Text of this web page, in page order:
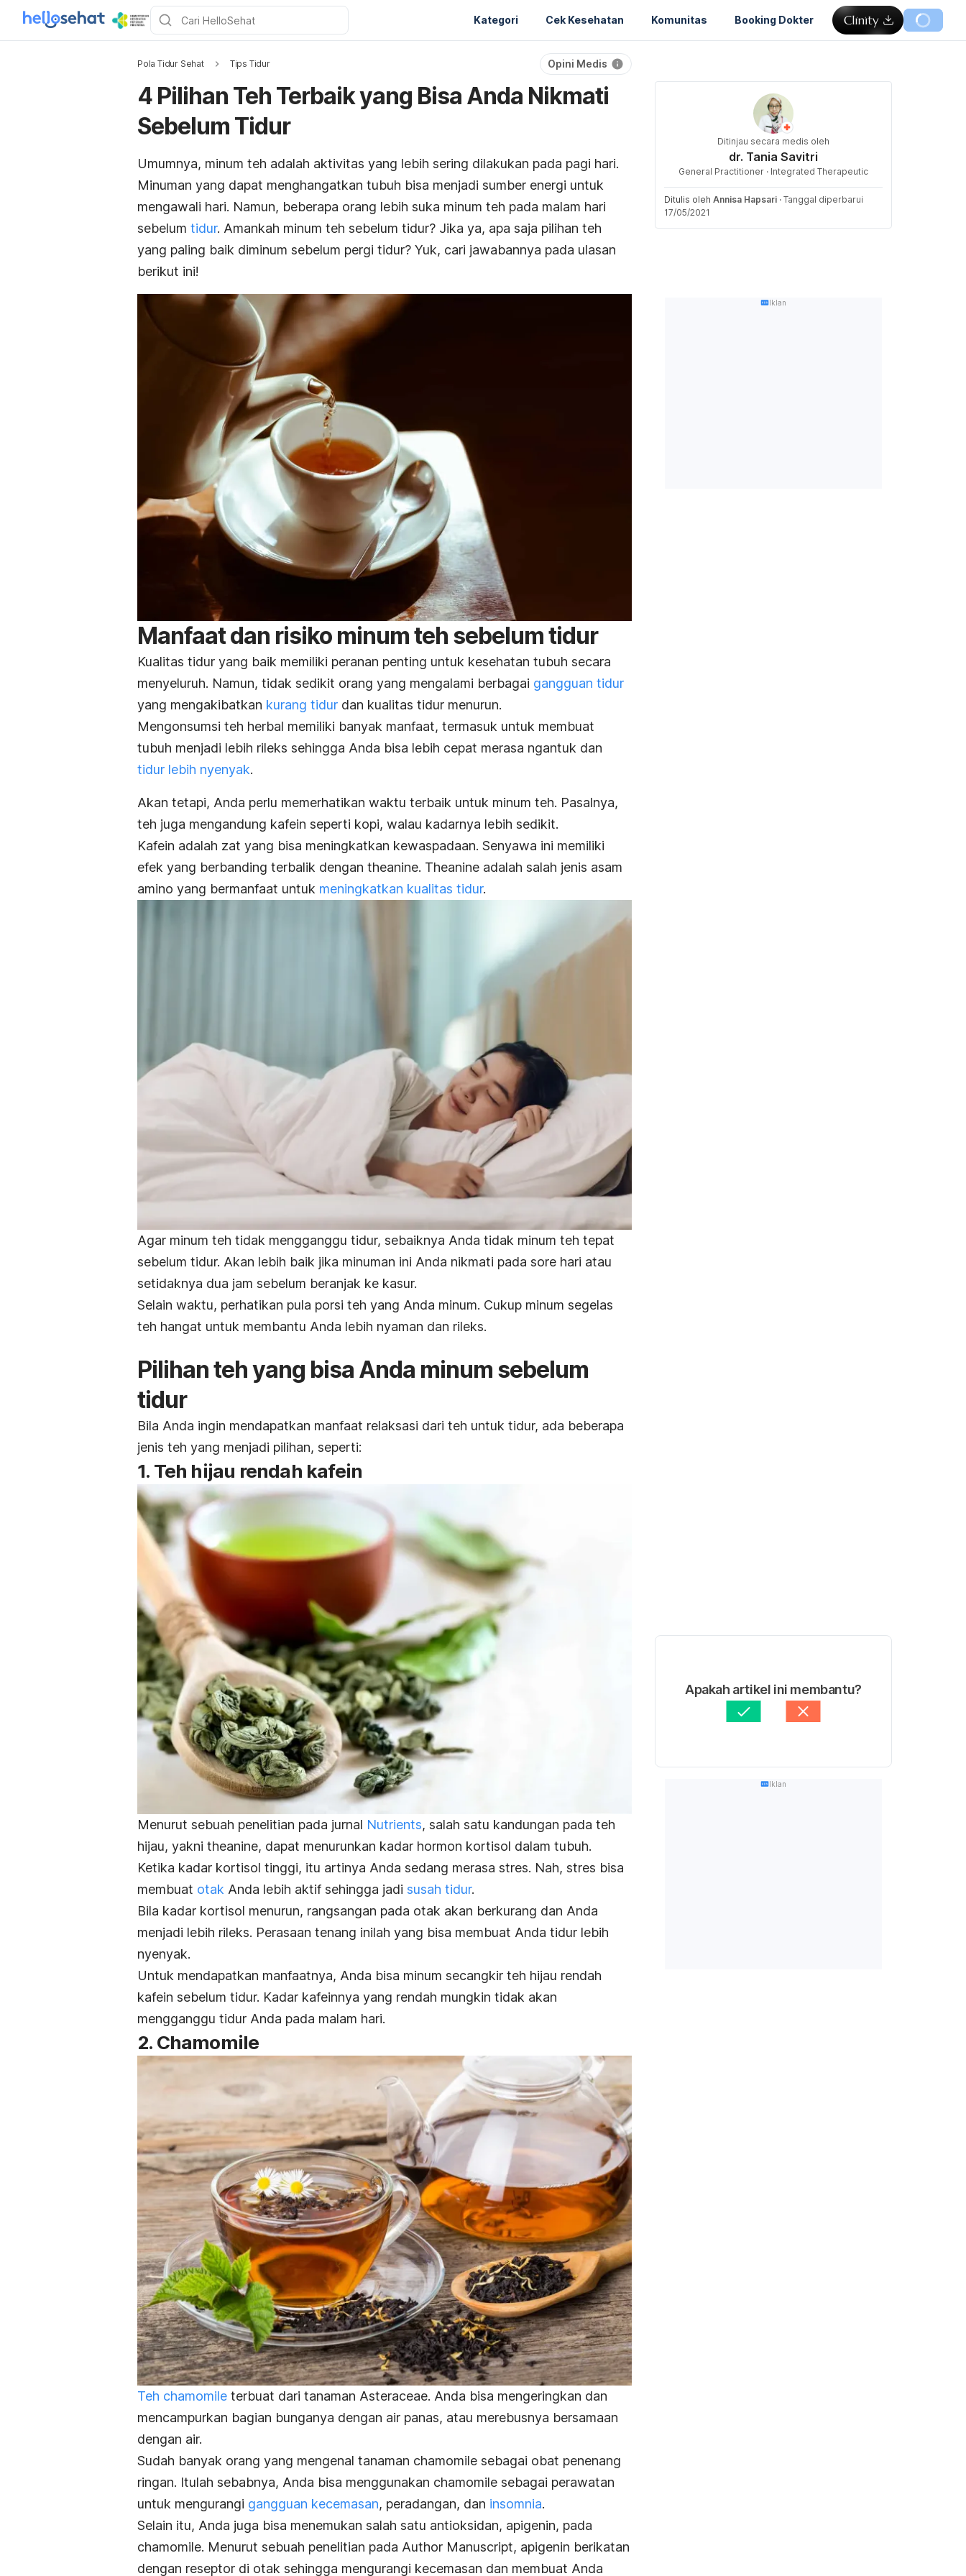
Kategori Cek Kesehatan Komunitas Booking Dokter
Pola Tidur Sehat Tips Tidur Opini Medis
4 Pilihan Teh Terbaik yang Bisa Anda Nikmati
Sebelum Tidur
Umumnya, minum teh adalah aktivitas yang lebih sering dilakukan pada pagi hari.
Minuman yang dapat menghangatkan tubuh bisa menjadi sumber energi untuk
mengawali hari. Namun, beberapa orang lebih suka minum teh pada malam hari
sebelum tidur. Amankah minum teh sebelum tidur? Jika ya, apa saja pilihan teh
yang paling baik diminum sebelum pergi tidur? Yuk, cari jawabannya pada ulasan
berikut ini!
Manfaat dan risiko minum teh sebelum tidur
Kualitas tidur yang baik memiliki peranan penting untuk kesehatan tubuh secara
menyeluruh. Namun, tidak sedikit orang yang mengalami berbagai gangguan tidur
yang mengakibatkan kurang tidur dan kualitas tidur menurun.
Mengonsumsi teh herbal memiliki banyak manfaat, termasuk untuk membuat
tubuh menjadi lebih rileks sehingga Anda bisa lebih cepat merasa ngantuk dan
tidur lebih nyenyak.
Akan tetapi, Anda perlu memerhatikan waktu terbaik untuk minum teh. Pasalnya,
teh juga mengandung kafein seperti kopi, walau kadarnya lebih sedikit.
Kafein adalah zat yang bisa meningkatkan kewaspadaan. Senyawa ini memiliki
efek yang berbanding terbalik dengan theanine. Theanine adalah salah jenis asam
amino yang bermanfaat untuk meningkatkan kualitas tidur.
Agar minum teh tidak mengganggu tidur, sebaiknya Anda tidak minum teh tepat
sebelum tidur. Akan lebih baik jika minuman ini Anda nikmati pada sore hari atau
setidaknya dua jam sebelum beranjak ke kasur.
Selain waktu, perhatikan pula porsi teh yang Anda minum. Cukup minum segelas
teh hangat untuk membantu Anda lebih nyaman dan rileks.
Pilihan teh yang bisa Anda minum sebelum
tidur
Bila Anda ingin mendapatkan manfaat relaksasi dari teh untuk tidur, ada beberapa
jenis teh yang menjadi pilihan, seperti:
1. Teh hijau rendah kafein
Menurut sebuah penelitian pada jurnal Nutrients, salah satu kandungan pada teh
hijau, yakni theanine, dapat menurunkan kadar hormon kortisol dalam tubuh.
Ketika kadar kortisol tinggi, itu artinya Anda sedang merasa stres. Nah, stres bisa
membuat otak Anda lebih aktif sehingga jadi susah tidur.
Bila kadar kortisol menurun, rangsangan pada otak akan berkurang dan Anda
menjadi lebih rileks. Perasaan tenang inilah yang bisa membuat Anda tidur lebih
nyenyak.
Untuk mendapatkan manfaatnya, Anda bisa minum secangkir teh hijau rendah
kafein sebelum tidur. Kadar kafeinnya yang rendah mungkin tidak akan
mengganggu tidur Anda pada malam hari.
2. Chamomile
Teh chamomile terbuat dari tanaman Asteraceae. Anda bisa mengeringkan dan
mencampurkan bagian bunganya dengan air panas, atau merebusnya bersamaan
dengan air.
Sudah banyak orang yang mengenal tanaman chamomile sebagai obat penenang
ringan. Itulah sebabnya, Anda bisa menggunakan chamomile sebagai perawatan
untuk mengurangi gangguan kecemasan, peradangan, dan insomnia.
Selain itu, Anda juga bisa menemukan salah satu antioksidan, apigenin, pada
chamomile. Menurut sebuah penelitian pada Author Manuscript, apigenin berikatan
dengan reseptor di otak sehingga mengurangi kecemasan dan membuat Anda
Ditinjau secara medis oleh
dr. Tania Savitri
General Practitioner · Integrated Therapeutic
Ditulis oleh Annisa Hapsari · Tanggal diperbarui
17/05/2021
Iklan
Apakah artikel ini membantu?
Iklan